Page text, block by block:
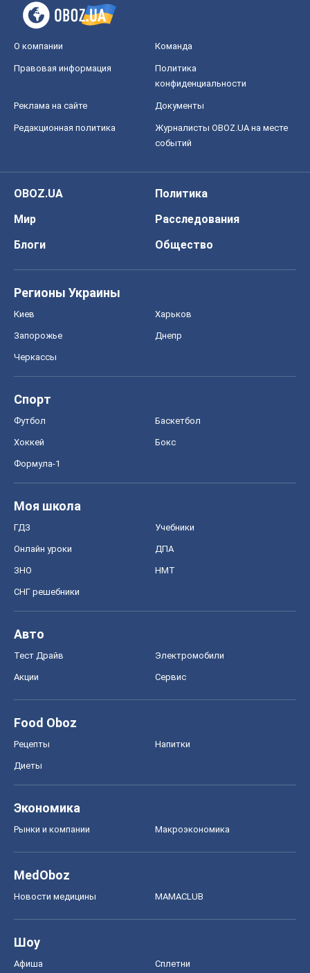
О компании Команда
Правовая информация
Политика
конфиденциальности
Реклама на сайте Документы
Редакционная политика
Журналисты OBOZ.UA на месте
событий
OBOZ.UA
Политика
Мир
Расследования
Блоги
Общество
Регионы Украины
Киев Харьков
Запорожье Днепр
Черкассы
Спорт
Футбол Баскетбол
Хоккей Бокс
Формула-1
Моя школа
ГДЗ Учебники
Онлайн уроки ДПА
ЗНО НМТ
СНГ решебники
Авто
Тест Драйв Электромобили
Акции Сервис
Food Oboz
Рецепты Напитки
Диеты
Экономика
Рынки и компании Mакроэкономика
MedOboz
Новости медицины MAMACLUB
Шоу
Афиша Сплетни